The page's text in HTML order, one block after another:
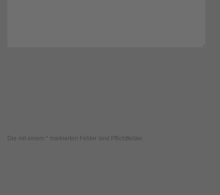
Die mit einem * markierten Felder sind Pflichtfelder.